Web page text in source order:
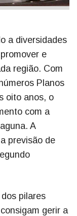
a diversidades
e
região. Com
Planos
oito anos, o
com a
A
previsão de
pilares
gerir a